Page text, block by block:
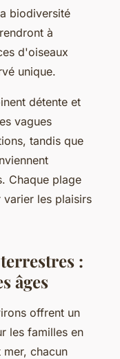
biodiversité
à
d'oiseaux
unique.
détente et
vagues
tandis que
Chaque plage
les plaisirs
:
âges
offrent un
les familles en
chacun